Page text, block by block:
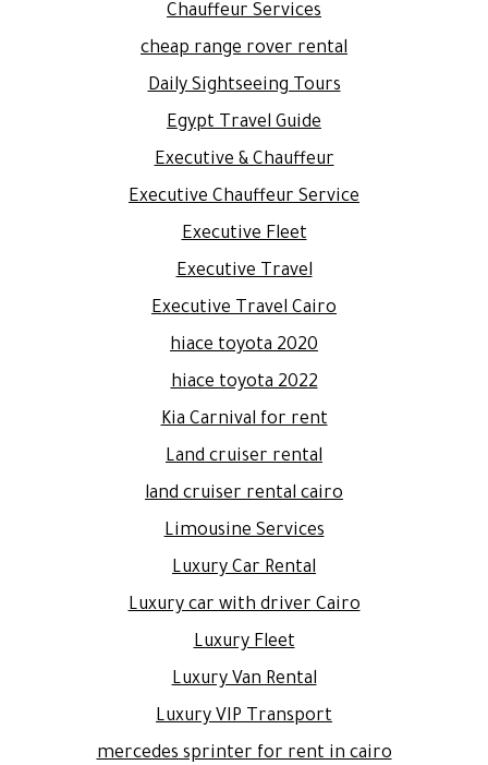
Chauffeur Services
cheap range rover rental
Daily Sightseeing Tours
Egypt Travel Guide
Executive & Chauffeur
Executive Chauffeur Service
Executive Fleet
Executive Travel
Executive Travel Cairo
hiace toyota 2020
hiace toyota 2022
Kia Carnival for rent
Land cruiser rental
land cruiser rental cairo
Limousine Services
Luxury Car Rental
Luxury car with driver Cairo
Luxury Fleet
Luxury Van Rental
Luxury VIP Transport
mercedes sprinter for rent in cairo